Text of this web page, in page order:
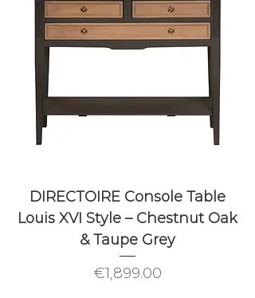
DIRECTOIRE Console Table
Louis XVI Style – Chestnut Oak
& Taupe Grey
Price
€1,899.00